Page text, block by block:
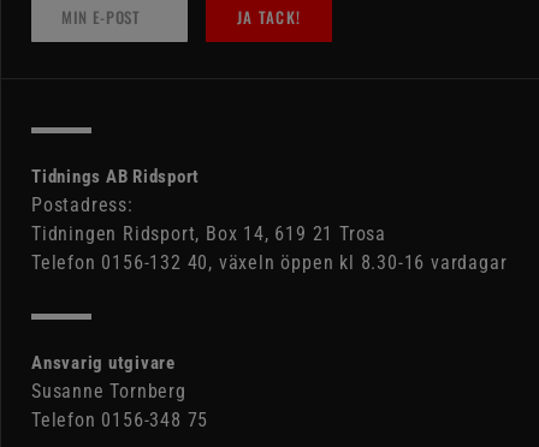
JA TACK!
Tidnings AB Ridsport
Postadress:
Tidningen Ridsport, Box 14, 619 21 Trosa
Telefon 0156-132 40, växeln öppen kl 8.30-16 vardagar
Ansvarig utgivare
Susanne Tornberg
Telefon 0156-348 75